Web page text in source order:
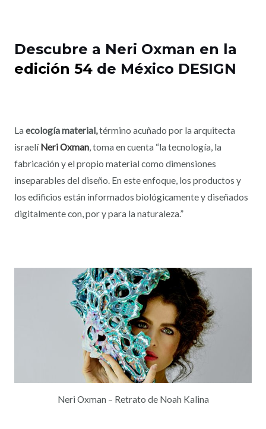
Descubre a Neri Oxman en la
edición 54de México DESIGN
La ecología material,término acuñado por la arquitecta
israelíNeri Oxman, toma en cuenta “la tecnología, la
fabricación y el propio material como dimensiones
inseparables del diseño. En este enfoque, los productos y
los edificios están informados biológicamente y diseñados
digitalmente con, por y para la naturaleza.”
Neri Oxman – Retrato de Noah Kalina